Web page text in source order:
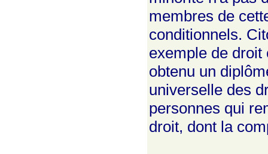
membres de
conditionnels.
exemple de
obtenu un
universelle des
personnes qui
droit, dont la